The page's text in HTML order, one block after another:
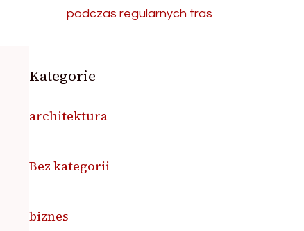
podczas regularnych tras
Kategorie
architektura
Bez kategorii
biznes